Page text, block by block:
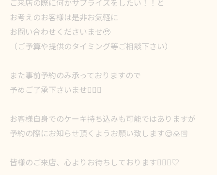
お考えのお客様は是非お気軽に
お問い合わせくださいませ🥹
（ご予算や提供のタイミング等ご相談下さい）
また事前予約のみ承っておりますので
予めご了承下さいませ🙇🏻‍♀️
お客様自身でのケーキ持ち込みも可能ではありますが
予約の際にお知らせ頂くようお願い致します😌🙏🏻
皆様のご来店、心よりお待ちしております🙇🏻‍♀️♡